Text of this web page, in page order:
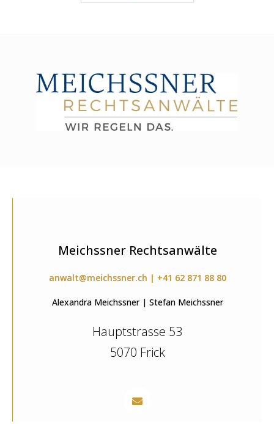
Meichssner Rechtsanwälte
anwalt@meichssner.ch | +41 62 871 88 80
Alexandra Meichssner | Stefan Meichssner
Hauptstrasse 53
5070 Frick